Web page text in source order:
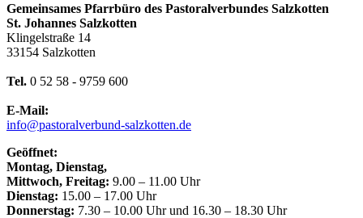
Gemeinsames Pfarrbüro des Pastoralverbundes Salzkotten
St. Johannes Salzkotten
Klingelstraße 14
33154 Salzkotten
Tel. 0 52 58 - 9759 600
E-Mail:
info@pastoralverbund-salzkotten.de
Geöffnet:
Montag, Dienstag,
Mittwoch, Freitag: 9.00 – 11.00 Uhr
Dienstag: 15.00 – 17.00 Uhr
Donnerstag: 7.30 – 10.00 Uhr und 16.30 – 18.30 Uhr